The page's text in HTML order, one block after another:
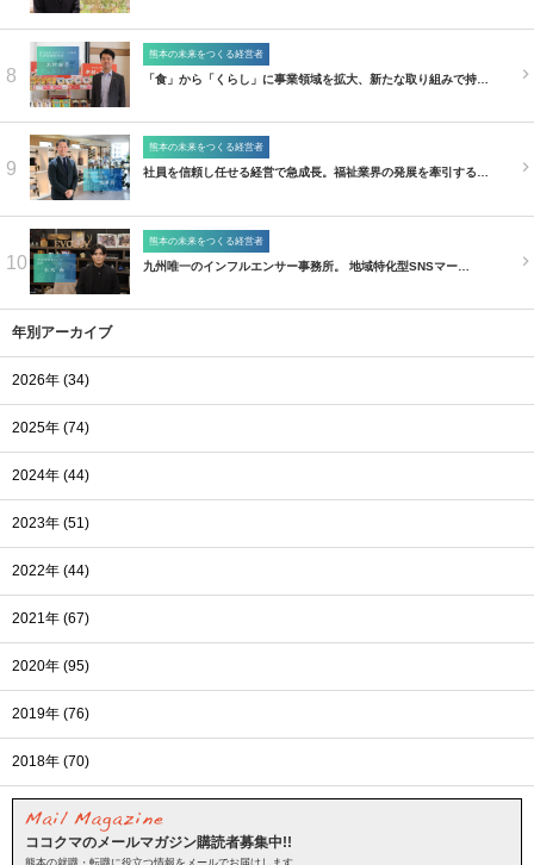
8
熊本の未来をつくる経営者
「食」から「くらし」に事業領域を拡大、新たな取り組みで持…
9
熊本の未来をつくる経営者
社員を信頼し任せる経営で急成長。福祉業界の発展を牽引する…
10
熊本の未来をつくる経営者
九州唯一のインフルエンサー事務所。 地域特化型SNSマー…
年別アーカイブ
2026年 (34)
2025年 (74)
2024年 (44)
2023年 (51)
2022年 (44)
2021年 (67)
2020年 (95)
2019年 (76)
2018年 (70)
ココクマのメールマガジン購読者募集中!!